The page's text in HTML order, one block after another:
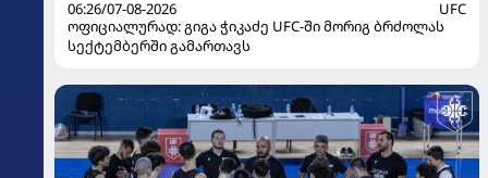
06:26/07-08-2026
UFC
ოფიციალურად: გიგა ჭიკაძე UFC-ში მორიგ ბრძოლას
სექტემბერში გამართავს